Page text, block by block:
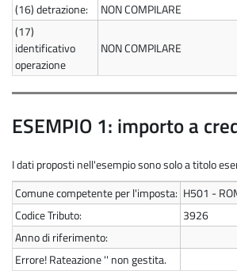
(16)detrazione:
NON COMPILARE
(17)
identificativo
operazione
NON COMPILARE
ESEMPIO 1: importo a
I dati proposti nell'esempio sono solo a titolo
Comune competente per l'imposta: H501 -
Codice Tributo:
3926
Anno di riferimento:
Errore! Rateazione '' non gestita.